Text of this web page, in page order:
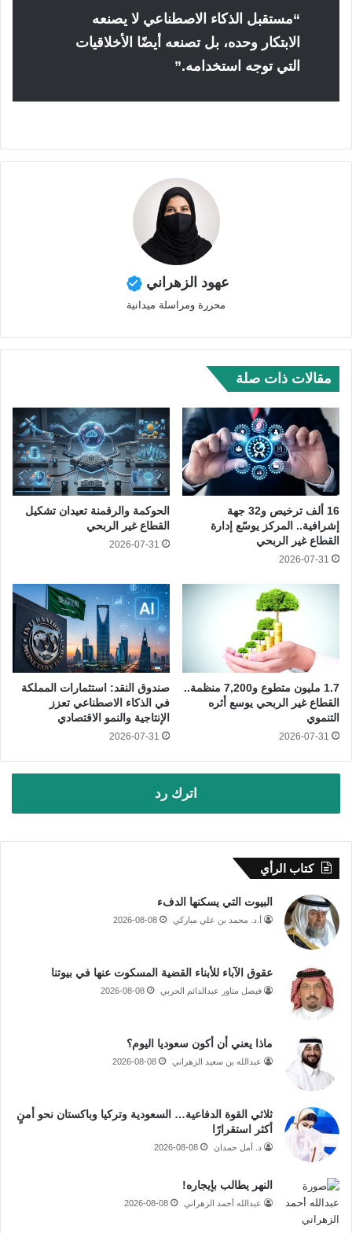
“مستقبل الذكاء الاصطناعي لا يصنعه
الابتكار وحده، بل تصنعه أيضًا الأخلاقيات
التي توجه استخدامه.”
عهود الزهراني
محررة ومراسلة ميدانية
مقالات ذات صلة
16 ألف ترخيص و32 جهة
إشرافية.. المركز يوسّع إدارة
القطاع غير الربحي
2026-07-31
الحوكمة والرقمنة تعيدان تشكيل
القطاع غير الربحي
2026-07-31
1.7 مليون متطوع و7,200 منظمة..
القطاع غير الربحي يوسع أثره
التنموي
2026-07-31
صندوق النقد: استثمارات المملكة
في الذكاء الاصطناعي تعزز
الإنتاجية والنمو الاقتصادي
2026-07-31
اترك رد
كتاب الرأي
البيوت التي يسكنها الدفء
أ.د. محمد بن علي مباركي 2026-08-08
عقوق الآباء للأبناء القضية المسكوت عنها في بيوتنا
فيصل مناور عبدالدائم الحربي 2026-08-08
ماذا يعني أن أكون سعوديا اليوم؟
عبدالله بن سعيد الزهراني 2026-08-08
ثلاثي القوة الدفاعية… السعودية وتركيا وباكستان نحو أمنٍ
أكثر استقرارًا
د. أمل حمدان 2026-08-08
النهر يطالب بإيجاره!
عبدالله أحمد الزهراني 2026-08-08